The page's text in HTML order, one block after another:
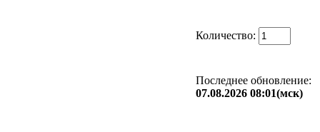
Количество:
Последнее обновление:
07.08.2026 08:01(мск)